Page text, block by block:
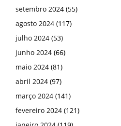
setembro 2024 (55)
agosto 2024 (117)
julho 2024 (53)
junho 2024 (66)
maio 2024 (81)
abril 2024 (97)
março 2024 (141)
fevereiro 2024 (121)